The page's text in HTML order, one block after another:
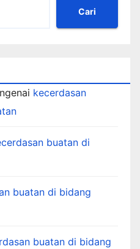
Cari
kecerdasan
buatan di
buatan di bidang
buatan di bidang